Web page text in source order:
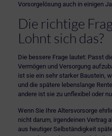
Vorsorgelösung auch in einigen
Die richtige
Lohnt sich das?
Die bessere Frage lautet: Passt
Vermögen und Versorgung
ist sie ein sehr starker Baustein,
und die spätere lebenslange
andere ist sie zu unflexibel oder
Wenn Sie Ihre Altersvorsorge
nicht darum, irgendeinen Vertrag
aus heutiger Selbständigkeit